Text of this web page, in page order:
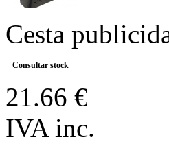
Cesta
Consultar stock
21.66 €
IVA inc.